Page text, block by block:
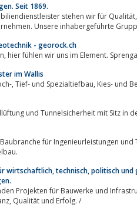
Seit 1869.
wir für Qualität, Tatkraft und Beständigkeit. Wir sind ein in der
Unsere inhabergeführte
- georock.ch
Ob harter Fels oder weiche Böden, hier fühlen wir uns im
im Wallis
Theler - Bauen auf
und Tunnelsicherheit mit Sitz in
für Ingenieurleistungen
wirtschaftlich, technisch, politisch
für Bauwerke und
Planung. Alpesa sorgt für Akzeptanz, Qualität und Erfolg. /